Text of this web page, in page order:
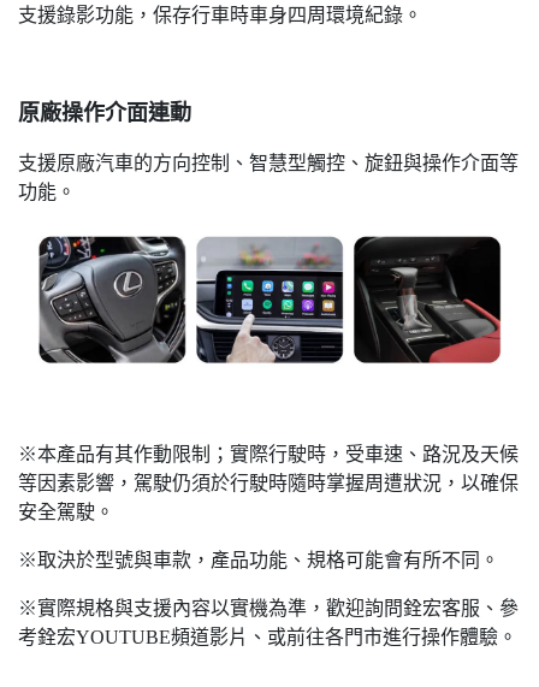
支援錄影功能，保存行車時車身四周環境紀錄。
原廠操作介面連動
支援原廠汽車的方向控制、智慧型觸控、旋鈕與操作介面等
功能。
※本產品有其作動限制；實際行駛時，受車速、路況及天候
等因素影響，駕駛仍須於行駛時隨時掌握周遭狀況，以確保
安全駕駛。
※取決於型號與車款，產品功能、規格可能會有所不同。
※實際規格與支援內容以實機為準，歡迎詢問銓宏客服、參
考銓宏YOUTUBE頻道影片、或前往各門市進行操作體驗。